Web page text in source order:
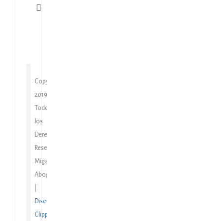
Copyright
2019
Todos
los
Derechos
Reservados
Migallón
Abogados
Diseño
Clipping